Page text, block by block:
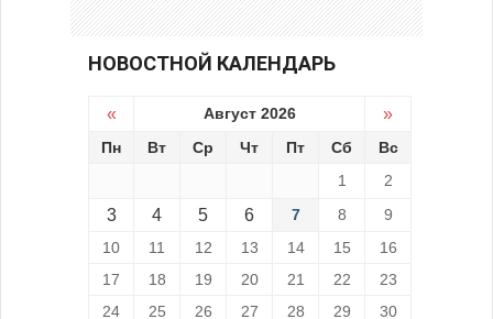
НОВОСТНОЙ КАЛЕНДАРЬ
« Август 2026 »
Пн Вт Ср Чт Пт Сб
Вс
1
2
3 4 5 6 7 8
9
10
11 12 13 14 15
16
17
18 19 20 21 22
23
24
25 26 27 28 29 30